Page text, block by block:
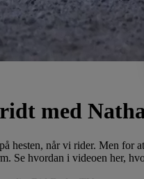
med
hesten, når vi rider. Men for
Se hvordan i videoen her,